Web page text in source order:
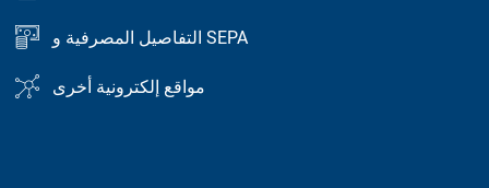
التفاصيل المصرفية و SEPA
مواقع إلكترونية أخرى